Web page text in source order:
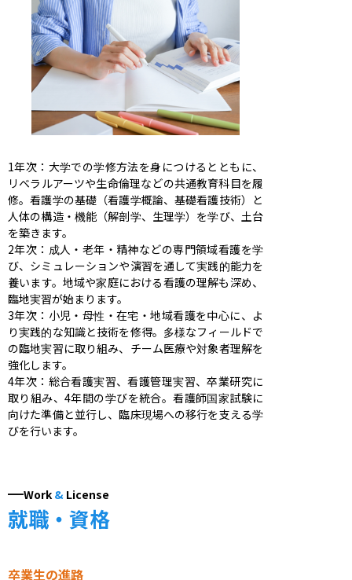
1年次：大学での学修方法を身につけるとともに、
リベラルアーツや生命倫理などの共通教育科目を履
修。看護学の基礎（看護学概論、基礎看護技術）と
人体の構造・機能（解剖学、生理学）を学び、土台
を築きます。
2年次：成人・老年・精神などの専門領域看護を学
び、シミュレーションや演習を通して実践的能力を
養います。地域や家庭における看護の理解も深め、
臨地実習が始まります。
3年次：小児・母性・在宅・地域看護を中心に、よ
り実践的な知識と技術を修得。多様なフィールドで
の臨地実習に取り組み、チーム医療や対象者理解を
強化します。
4年次：総合看護実習、看護管理実習、卒業研究に
取り組み、4年間の学びを統合。看護師国家試験に
向けた準備と並行し、臨床現場への移行を支える学
びを行います。
Work & License
就職・資格
卒業生の進路